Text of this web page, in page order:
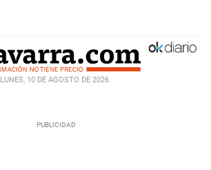
LUNES, 10 DE AGOSTO DE 2026